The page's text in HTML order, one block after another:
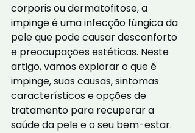
corporis ou dermatofitose, a
impinge é uma infecção fúngica da
pele que pode causar desconforto
e preocupações estéticas. Neste
artigo, vamos explorar o que é
impinge, suas causas, sintomas
característicos e opções de
tratamento para recuperar a
saúde da pele e o seu bem-estar.